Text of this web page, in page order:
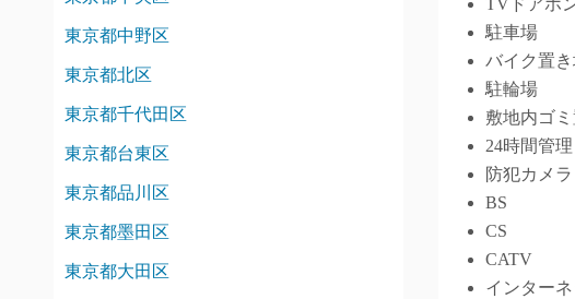
TVドアホ
駐車場
バイク置
駐輪場
敷地内ゴ
24時間管理
防犯カメラ
BS
CS
CATV
インターネ
東京都中野区
東京都北区
東京都千代田区
東京都台東区
東京都品川区
東京都墨田区
東京都大田区